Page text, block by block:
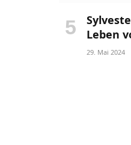
Leben
29. Mai 2024